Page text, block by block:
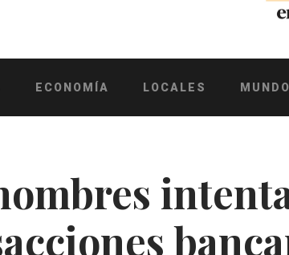
ECONOMÍA LOCALES MUNDO